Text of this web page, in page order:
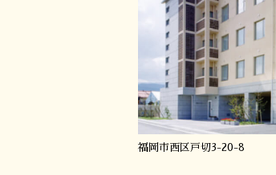
福岡市西区戸切3-20-8